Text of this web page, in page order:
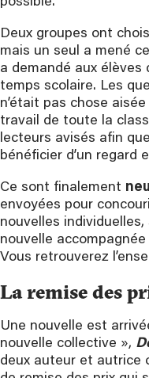
Deux groupes ont
mais un seul a mené
a demandé aux élèves
temps scolaire. Les
n’était pas chose
travail de toute la
lecteurs avisés afin
bénéficier d’un regard
Ce sont finalement
envoyées pour
nouvelles
nouvelle
Vous retrouverez
La remise des
Une nouvelle est
nouvelle collective »,
deux auteur et autrice